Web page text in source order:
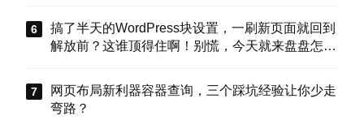
搞了半天的WordPress块设置，一刷新页面就回到
解放前？这谁顶得住啊！别慌，今天就来盘盘怎么
车”。
网页布局新利器容器查询，三个踩坑经验让你少走
弯路？